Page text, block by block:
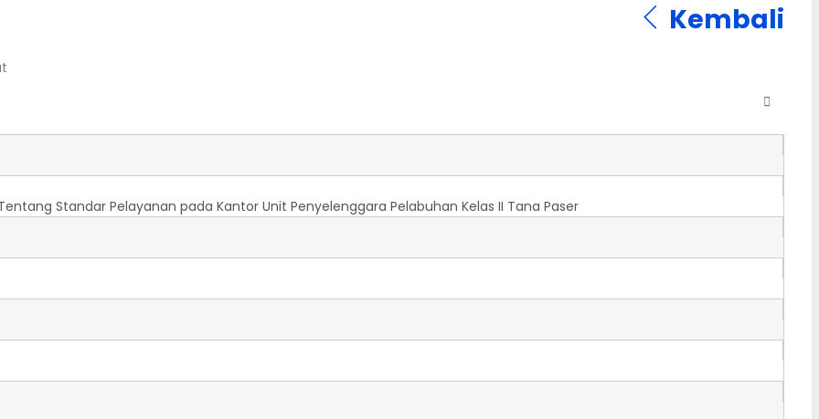
Kembali
Standar Pelayanan pada Kantor Unit Penyelenggara Pelabuhan Kelas II Tana Paser